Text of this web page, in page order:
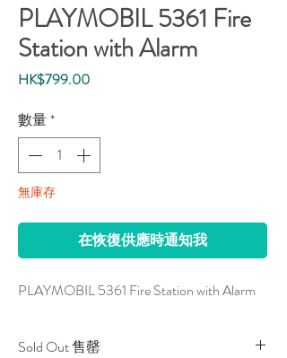
PLAYMOBIL 5361 Fire
Station with Alarm
HK$799.00價
數量*
無庫存
在恢復供應時通知我
PLAYMOBIL 5361 Fire Station with Alarm
Sold Out 售罄